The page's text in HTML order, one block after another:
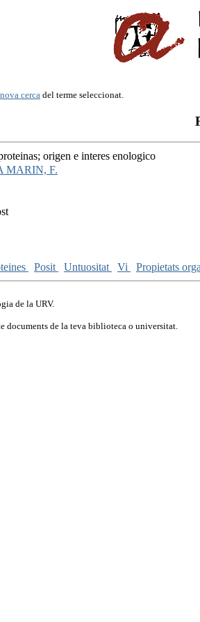
nova cerca del terme seleccionat.
origen e interes enologico
MARIN, F.
Posit Untuositat Vi Propietats
de la URV.
documents de la teva biblioteca o universitat.